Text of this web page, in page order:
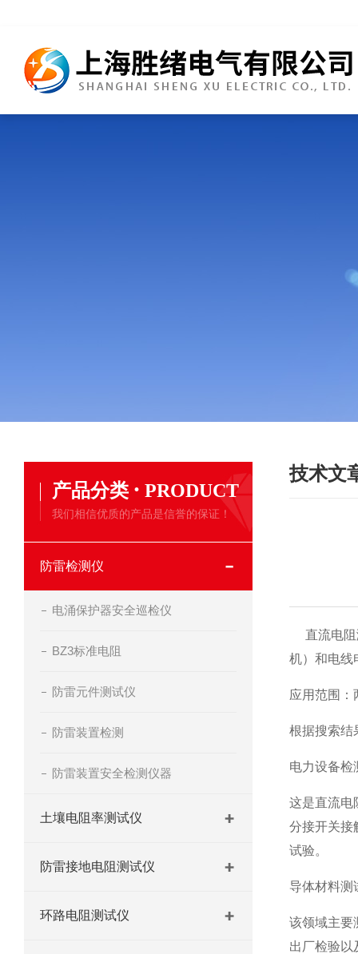
产品分类 · PRODUCT
我们相信优质的产品是信誉的保证！
防雷检测仪
电涌保护器安全巡检仪
BZ3标准电阻
防雷元件测试仪
防雷装置检测
防雷装置安全检测仪器
土壤电阻率测试仪
防雷接地电阻测试仪
环路电阻测试仪
技术文
直流电阻
机）和电线
应用范围：
根据搜索结
电力设备检
这是直流电
分接开关接
试验。
导体材料测
该领域主要
出厂检验以